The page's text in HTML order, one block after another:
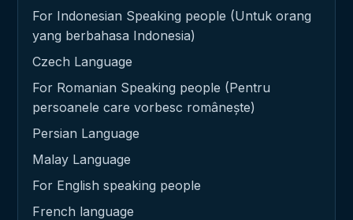
For Indonesian Speaking people (Untuk orang
yang berbahasa Indonesia)
Czech Language
For Romanian Speaking people (Pentru
persoanele care vorbesc românește)
Persian Language
Malay Language
For English speaking people
French language